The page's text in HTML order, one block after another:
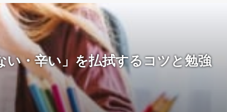
・辛い」を払拭するコツと勉強